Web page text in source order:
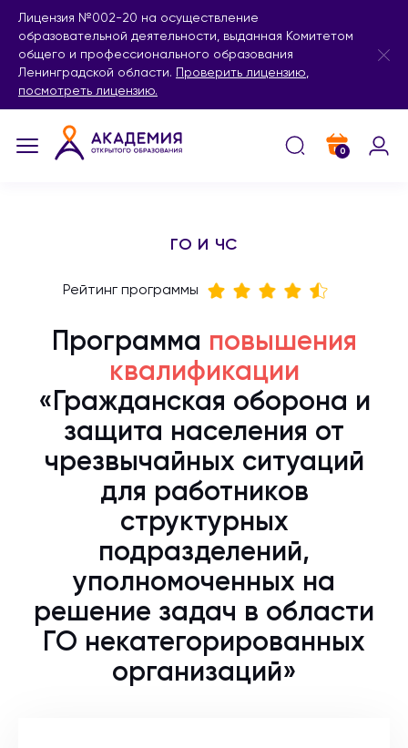
Лицензия №002-20 на осуществление
образовательной деятельности, выданная Комитетом
общего и профессионального образования
Ленинградской области.
Проверить лицензию,
посмотреть лицензию.
0
ГО И ЧС
Рейтинг программы
Программа повышения
квалификации
«Гражданская оборона и
защита населения от
чрезвычайных ситуаций
для работников
структурных
подразделений,
уполномоченных на
решение задач в области
ГО некатегорированных
организаций»